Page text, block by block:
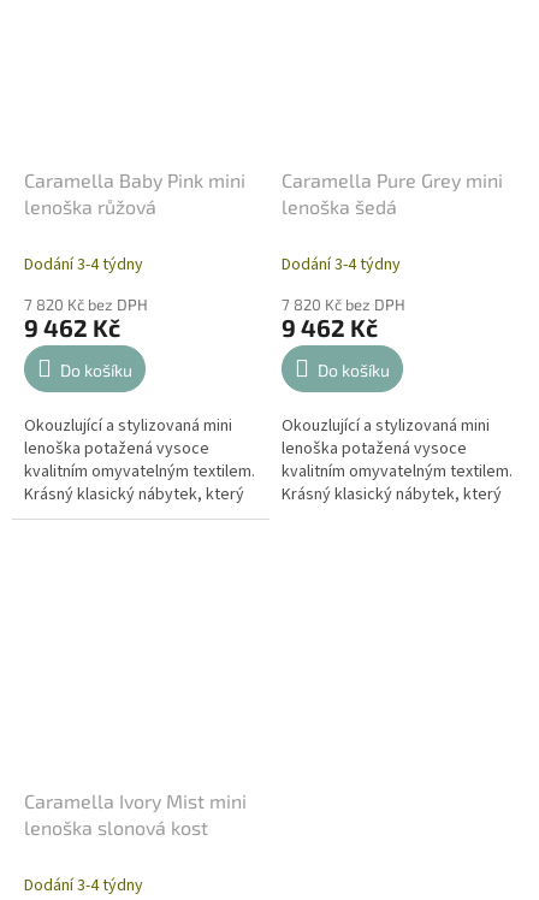
Caramella Baby Pink mini
lenoška růžová
Dodání 3-4 týdny
7 820 Kč bez DPH
9 462 Kč
Do košíku
Okouzlující a stylizovaná mini
lenoška potažená vysoce
kvalitním omyvatelným textilem.
Krásný klasický nábytek, který
obohatí každou dětskou
Caramella Pure Grey mini
lenoška šedá
Dodání 3-4 týdny
7 820 Kč bez DPH
9 462 Kč
Do košíku
Okouzlující a stylizovaná mini
lenoška potažená vysoce
kvalitním omyvatelným textilem.
Krásný klasický nábytek, který
Caramella Ivory Mist mini
lenoška slonová kost
Dodání 3-4 týdny